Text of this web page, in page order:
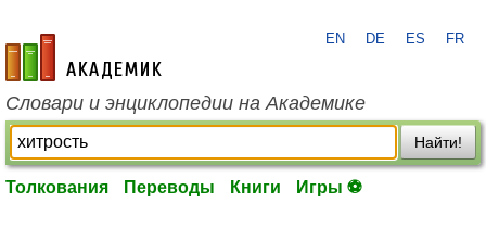
academic.ru
EN DE ES FR
Словари и энциклопедии на Академике
Найти!
Толкования Переводы Книги Игры ⚽